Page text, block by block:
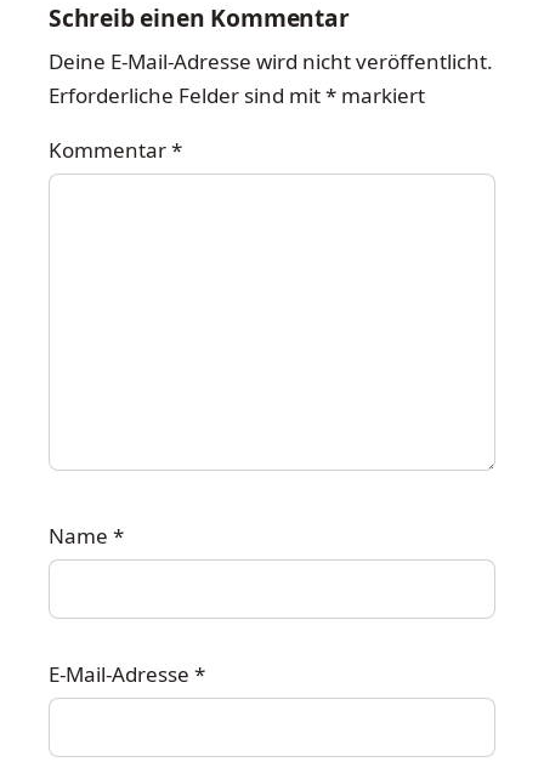
Schreib einen Kommentar
Deine E-Mail-Adresse wird nicht veröffentlicht.
Erforderliche Felder sind mit* markiert
Kommentar*
Name *
E-Mail-Adresse *